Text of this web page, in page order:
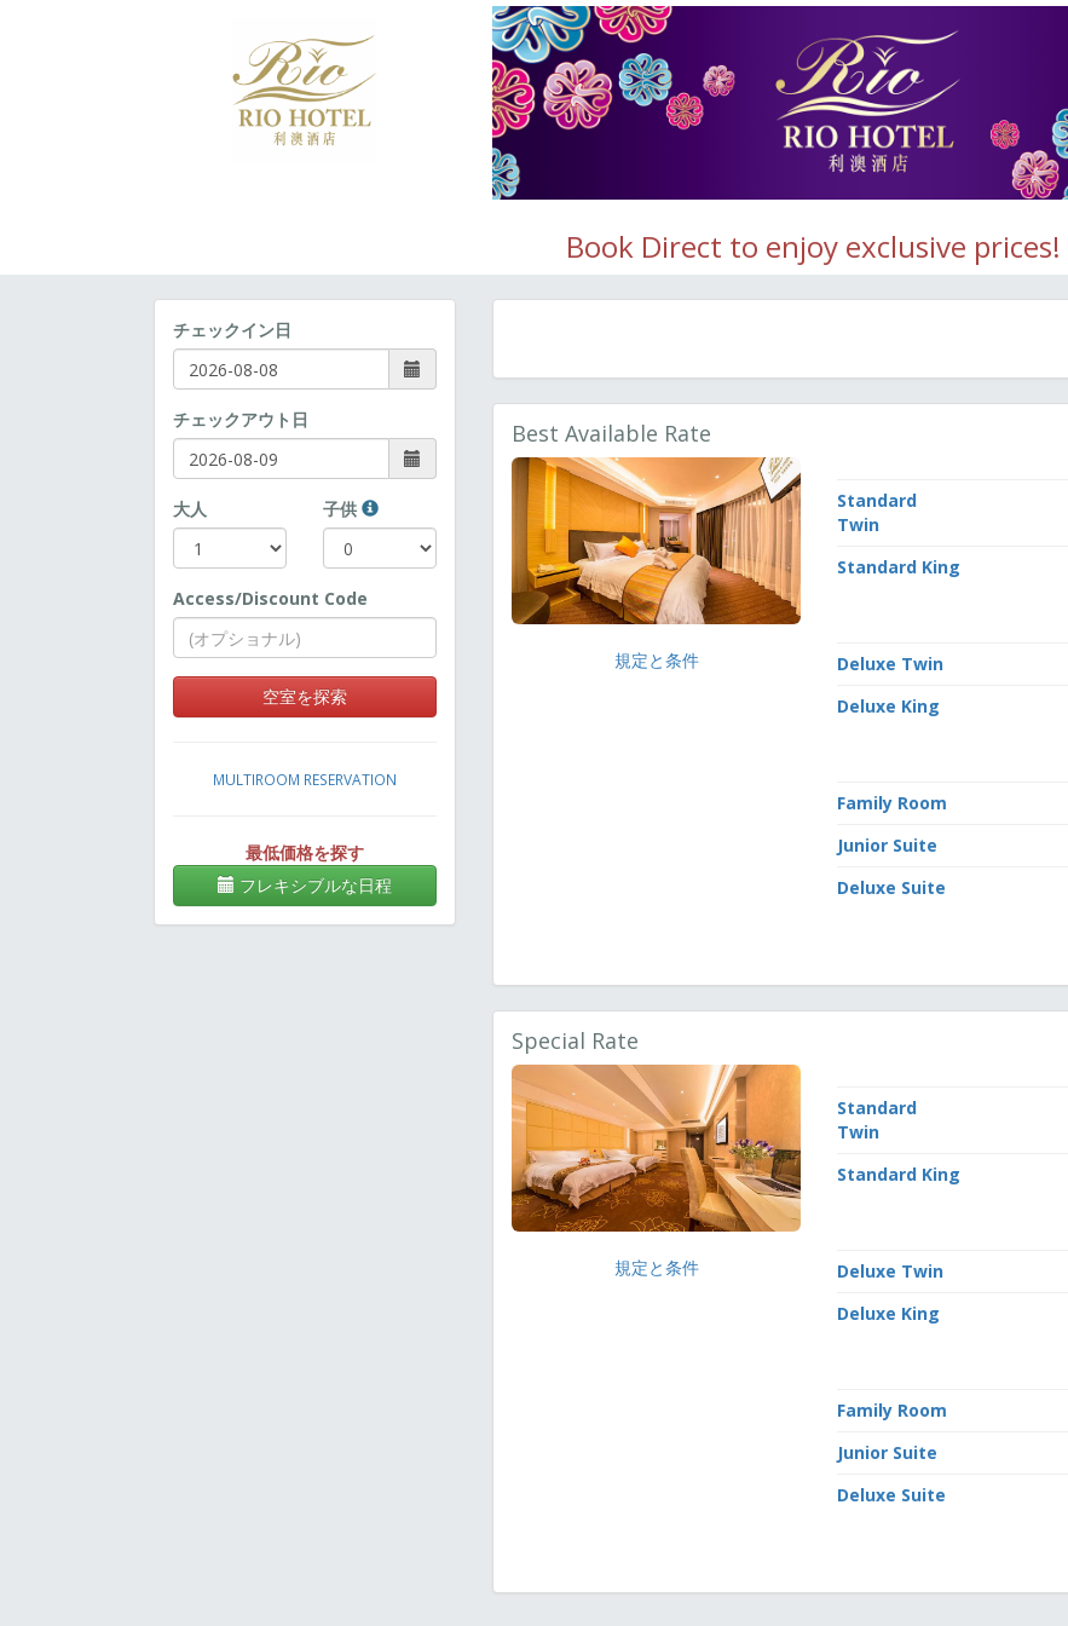
Book Direct to enjoy exclusive prices!
チェックイン日
チェックアウト日
大人 子供
Access/Discount Code
空室を探索
MULTIROOM RESERVATION
最低価格を探す
フレキシブルな日程
Best Available Rate
規定と条件
Standard
Twin
Standard King
Deluxe Twin
Deluxe King
Family Room
Junior Suite
Deluxe Suite
Special Rate
規定と条件
Standard
Twin
Standard King
Deluxe Twin
Deluxe King
Family Room
Junior Suite
Deluxe Suite